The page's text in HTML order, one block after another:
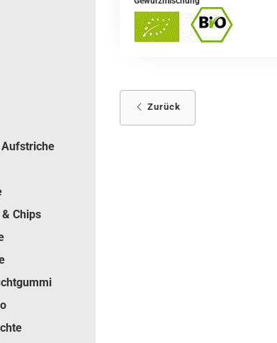
Zurück
Aufstriche
Chips